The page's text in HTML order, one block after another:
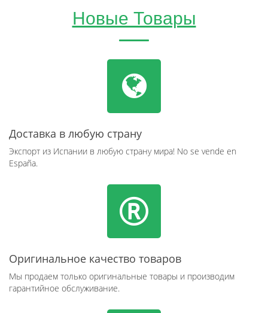
Новые Товары
Доставка в любую страну
Экспорт из Испании в любую страну мира! No se vende en
España.
Оригинальное качество товаров
Мы продаем только оригинальные товары и производим
гарантийное обслуживание.